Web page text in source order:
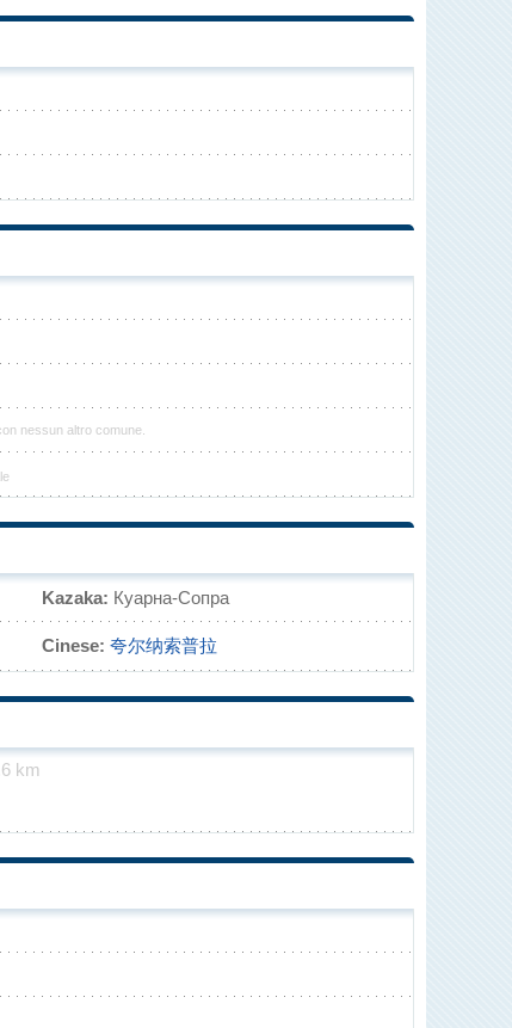
nessun altro comune.
Kazaka: Куарна-Сопра
Cinese: 夸尔纳索普拉
km